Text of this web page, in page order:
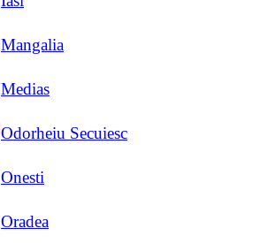
Mangalia
Medias
Odorheiu Secuiesc
Onesti
Oradea